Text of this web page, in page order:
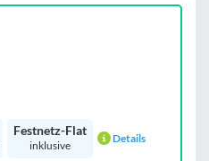
Festnetz-Flat
inklusive
Details